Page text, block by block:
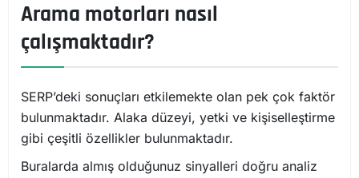
Arama motorları nasıl
çalışmaktadır?
SERP’deki sonuçları etkilemekte olan pek çok faktör
bulunmaktadır. Alaka düzeyi, yetki ve kişiselleştirme
gibi çeşitli özellikler bulunmaktadır.
Buralarda almış olduğunuz sinyalleri doğru analiz